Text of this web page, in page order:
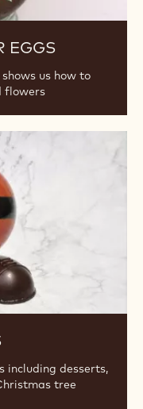
EGGS
us how to
flowers
including desserts,
tree